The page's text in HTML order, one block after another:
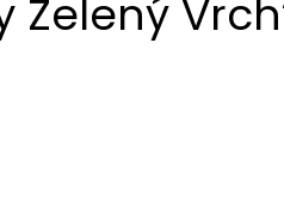
Zelený